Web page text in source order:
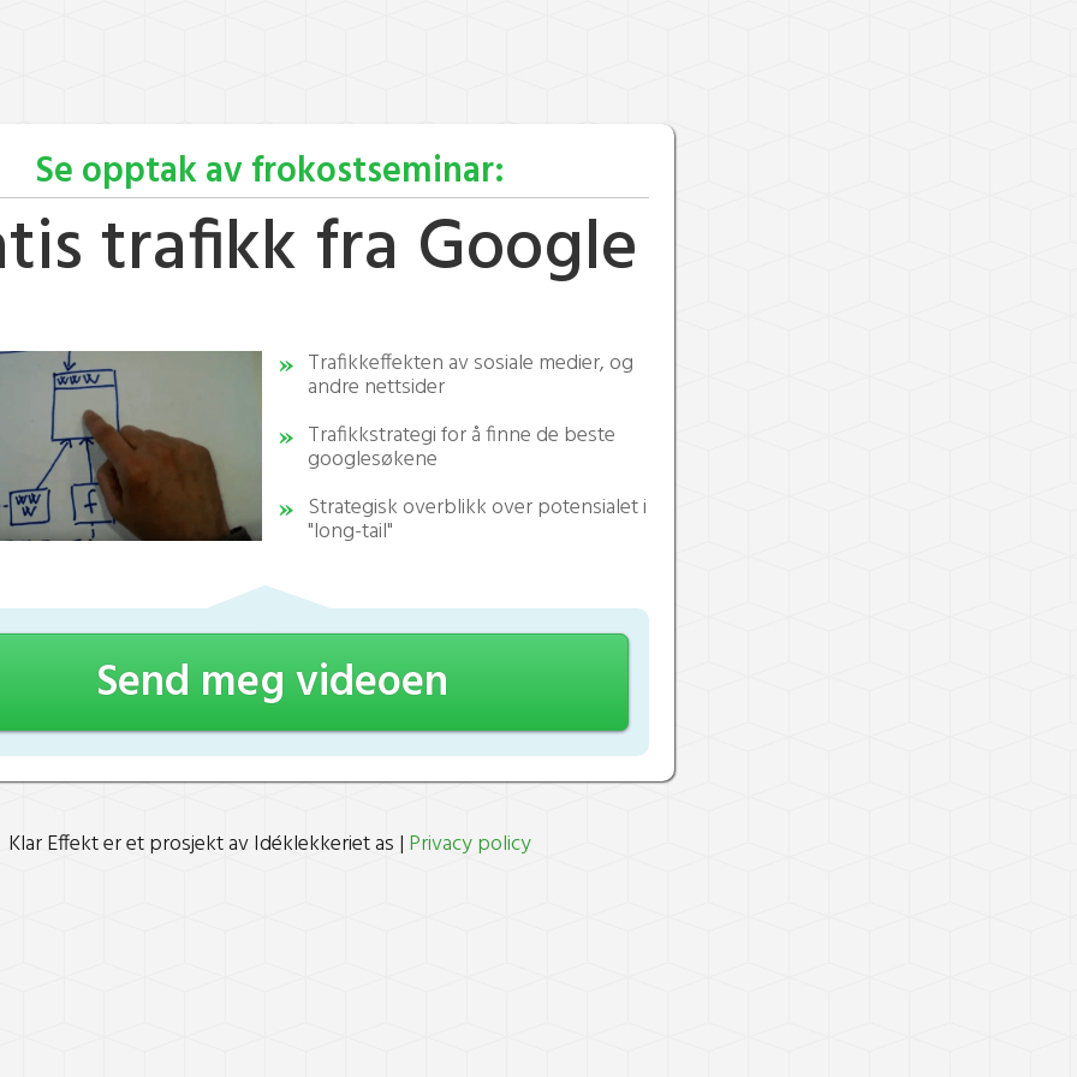
Se opptak av frokostseminar:
trafikk fra Google
Trafikkeffekten av sosiale medier, og
andre nettsider
Trafikkstrategi for å finne de beste
googlesøkene
Strategisk overblikk over potensialet i
"long-tail"
Send meg videoen
Klar Effekt er et prosjekt av Idéklekkeriet as | Privacy policy